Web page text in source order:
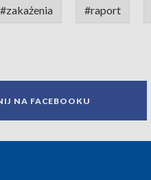
#zakażenia #raport
NA FACEBOOKU